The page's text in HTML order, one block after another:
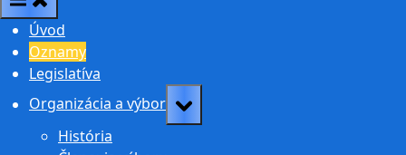
Úvod
Oznamy
Legislatíva
Organizácia a výbor Toggle
sub-
História